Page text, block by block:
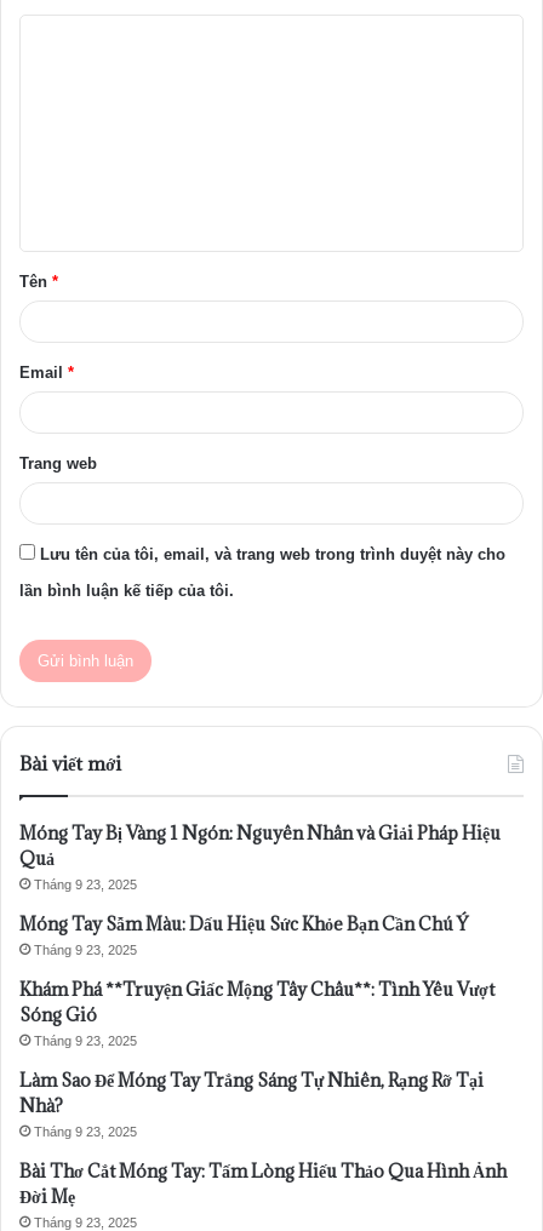
ậ
n
Tên *
Email *
Trang web
Lưu tên của tôi, email, và trang web trong trình duyệt này cho
lần bình luận kế tiếp của tôi.
Bài viết mới
Móng Tay Bị Vàng 1 Ngón: Nguyên Nhân và Giải Pháp Hiệu
Quả
Tháng 9 23, 2025
Móng Tay Sẫm Màu: Dấu Hiệu Sức Khỏe Bạn Cần Chú Ý
Tháng 9 23, 2025
Khám Phá **Truyện Giấc Mộng Tây Châu**: Tình Yêu Vượt
Sóng Gió
Tháng 9 23, 2025
Làm Sao Để Móng Tay Trắng Sáng Tự Nhiên, Rạng Rỡ Tại
Nhà?
Tháng 9 23, 2025
Bài Thơ Cắt Móng Tay: Tấm Lòng Hiếu Thảo Qua Hình Ảnh
Đời Mẹ
Tháng 9 23, 2025